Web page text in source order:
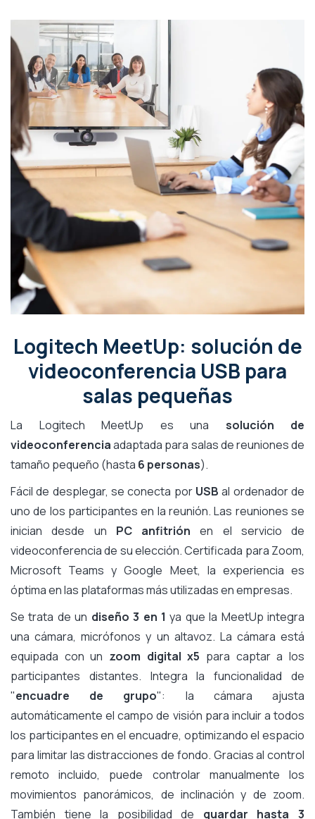
Logitech MeetUp: solución de
videoconferencia USB para
salas pequeñas
La Logitech MeetUp es una solución de
videoconferenciaadaptada para salas de reuniones de
tamaño pequeño (hasta 6 personas).
Fácil de desplegar, se conecta por USB al ordenador de
uno de los participantes en la reunión. Las reuniones se
inician desde un PC anfitrión en el servicio de
videoconferencia de su elección. Certificada para Zoom,
Microsoft Teams y Google Meet, la experiencia es
óptima en las plataformas más utilizadas en empresas.
Se trata de un diseño 3 en 1 ya que la MeetUp integra
una cámara, micrófonos y un altavoz. La cámara está
equipada con un zoom digital x5 para captar a los
participantes distantes. Integra la funcionalidad de
"encuadre de grupo": la cámara ajusta
automáticamente el campo de visión para incluir a todos
los participantes en el encuadre, optimizando el espacio
para limitar las distracciones de fondo. Gracias al control
remoto incluido, puede controlar manualmente los
movimientos panorámicos, de inclinación y de zoom.
También tiene la posibilidad de guardar hasta 3